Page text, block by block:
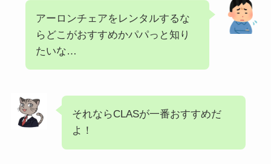
アーロンチェアをレンタルするな
らどこがおすすめかパパっと知り
たいな…
それならCLASが一番おすすめだ
よ！